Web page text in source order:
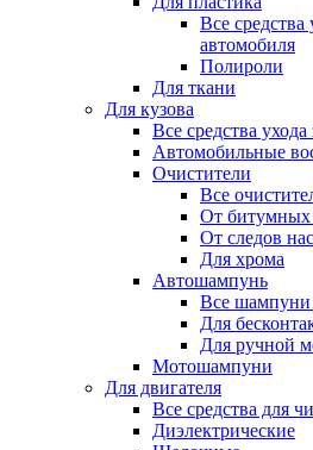
Все средства
автомобиля
Полироли
Для ткани
Для кузова
Все средства
Автомобильные
Очистители
Все
От битумных
От следов
Для хрома
Автошампунь
Все шампуни
Для
Для ручной
Мотошампуни
Для двигателя
Все средства для
Диэлектрические